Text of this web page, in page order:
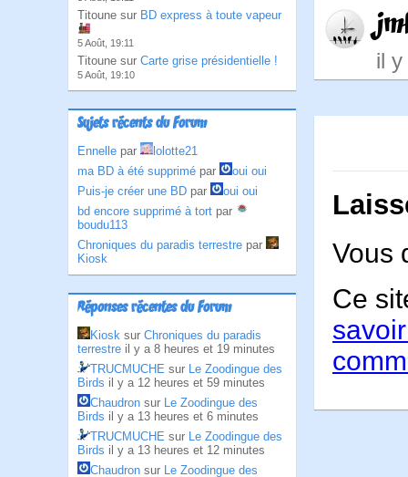
Titoune sur BD express à toute vapeur
5 Août, 19:11
Titoune sur Carte grise présidentielle !
5 Août, 19:10
Sujets récents du Forum
Ennelle par
lolotte21
ma BD à été supprimé par
oui oui
Puis-je créer une BD par
oui oui
bd encore supprimé à tort par
boudu113
Chroniques du paradis terrestre par
Kiosk
Réponses récentes du Forum
Kiosk sur Chroniques du paradis
terrestre il y a 8 heures et 19 minutes
TRUCMUCHE sur Le Zoodingue des
Birds il y a 12 heures et 59 minutes
Chaudron sur Le Zoodingue des
Birds il y a 13 heures et 6 minutes
TRUCMUCHE sur Le Zoodingue des
Birds il y a 13 heures et 12 minutes
Chaudron sur Le Zoodingue des
il y
Vous
Ce